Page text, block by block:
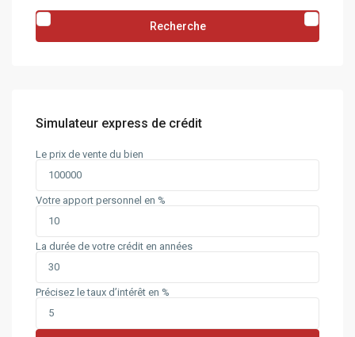
Recherche
Simulateur express de crédit
Le prix de vente du bien
Votre apport personnel en %
La durée de votre crédit en années
Précisez le taux d’intérêt en %